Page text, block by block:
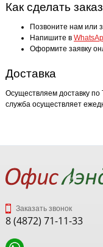
Как сделать
Позвоните нам или
Напишите в
Оформите заявку
Доставка
Осуществляем доставку по
служба осуществляет
Заказать звонок
8 (4872) 71-11-33